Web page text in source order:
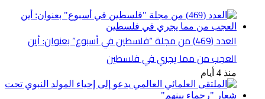
العدد (469) من مجلة “فلسطين في أسبوع” بعنوان: أين
العجب من مما يجري في فلسطين
منذ 4 أيام